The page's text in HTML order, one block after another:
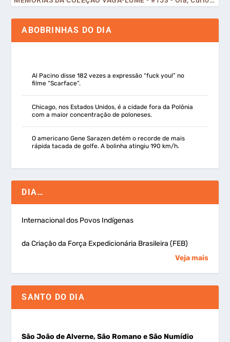
ABOBRINHAS DO DIA
Al Pacino disse 182 vezes a expressão “fuck you!” no
filme “Scarface”.
Chicago, nos Estados Unidos, é a cidade fora da Polônia
com a maior concentração de poloneses.
O americano Gene Sarazen detém o recorde de mais
rápida tacada de golfe. A bolinha atingiu 190 km/h.
DIA…
Internacional dos Povos Indígenas
da Criação da Força Expedicionária Brasileira (FEB)
Veja mais
SANTO DO DIA
São João de Alverne, São Romano e São Numídio